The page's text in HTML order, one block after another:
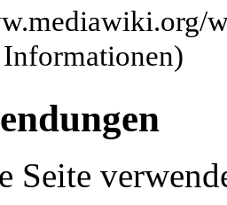
Seite
am 9. September 2009 um 16:52 Uhr